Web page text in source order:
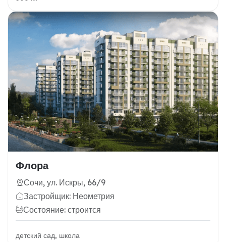
Флора
Сочи, ул. Искры, 66/9
Застройщик: Неометрия
Состояние: строится
детский сад, школа